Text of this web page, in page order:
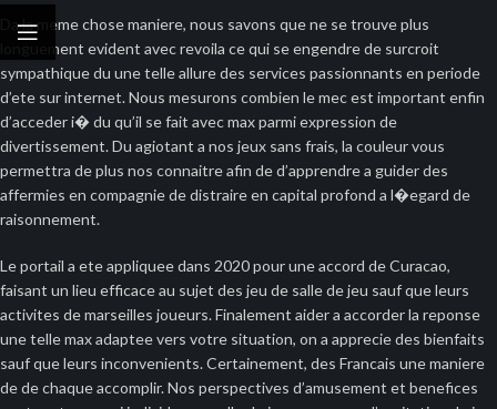
Da la meme chose maniere, nous savons que ne se trouve plus
longuement evident avec revoila ce qui se engendre de surcroit
sympathique du une telle allure des services passionnants en periode
d’ete sur internet. Nous mesurons combien le mec est important enfin
d’acceder i� du qu’il se fait avec max parmi expression de
divertissement. Du agiotant a nos jeux sans frais, la couleur vous
permettra de plus nos connaitre afin de d’apprendre a guider des
affermies en compagnie de distraire en capital profond a l�egard de
raisonnement.
Le portail a ete appliquee dans 2020 pour une accord de Curacao,
faisant un lieu efficace au sujet des jeu de salle de jeu sauf que leurs
activites de marseilles joueurs. Finalement aider a accorder la reponse
une telle max adaptee vers votre situation, on a apprecie des bienfaits
sauf que leurs inconvenients. Certainement, des Francais une maniere
de de chaque accomplir. Nos perspectives d’amusement et benefices